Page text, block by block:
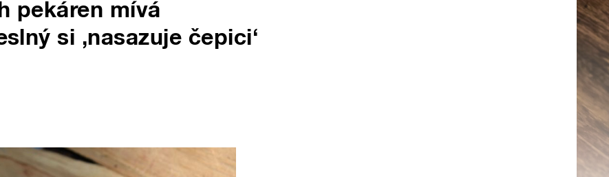
pekáren mívá
si ‚nasazuje čepici‘